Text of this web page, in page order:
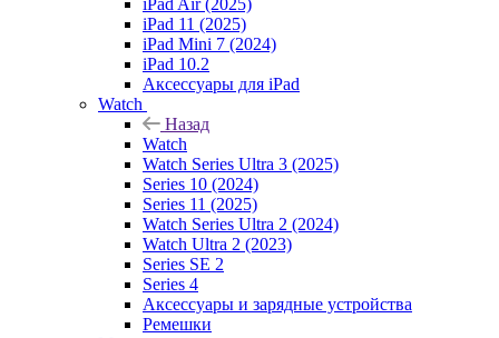
iPad Air (2025)
iPad 11 (2025)
iPad Mini 7 (2024)
iPad 10.2
Аксессуары для iPad
Watch
Назад
Watch
Watch Series Ultra 3 (2025)
Series 10 (2024)
Series 11 (2025)
Watch Series Ultra 2 (2024)
Watch Ultra 2 (2023)
Series SE 2
Series 4
Аксессуары и зарядные устройства
Ремешки